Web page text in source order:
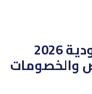
والخصومات